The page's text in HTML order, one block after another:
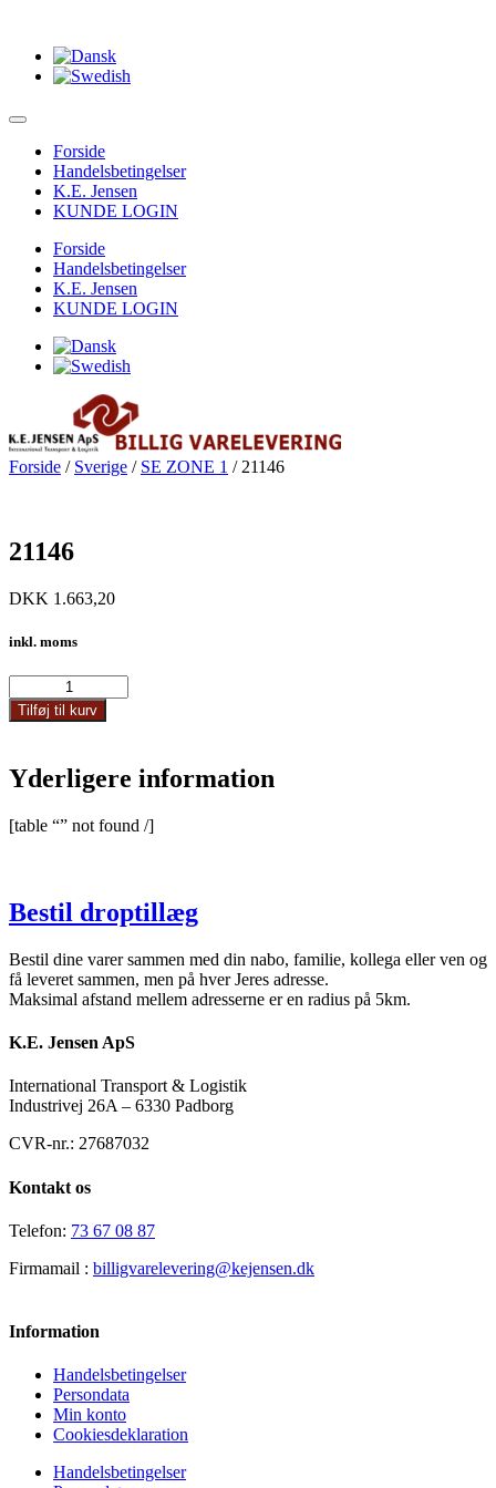
Forside
Handelsbetingelser
K.E. Jensen
KUNDE LOGIN
Forside
Handelsbetingelser
K.E. Jensen
KUNDE LOGIN
Forside / Sverige / SE ZONE 1 / 21146
21146
DKK 1.663,20
inkl. moms
antal
Tilføj til kurv
Yderligere information
[table “” not found /]
Bestil droptillæg
Bestil dine varer sammen med din nabo, familie, kollega eller ven og
få leveret sammen, men på hver Jeres adresse.
Maksimal afstand mellem adresserne er en radius på 5km.
K.E. Jensen ApS
International Transport & Logistik
Industrivej 26A – 6330 Padborg
CVR-nr.: 27687032
Kontakt os
Telefon: 73 67 08 87
Firmamail : billigvarelevering@kejensen.dk
Information
Handelsbetingelser
Persondata
Min konto
Cookiesdeklaration
Handelsbetingelser